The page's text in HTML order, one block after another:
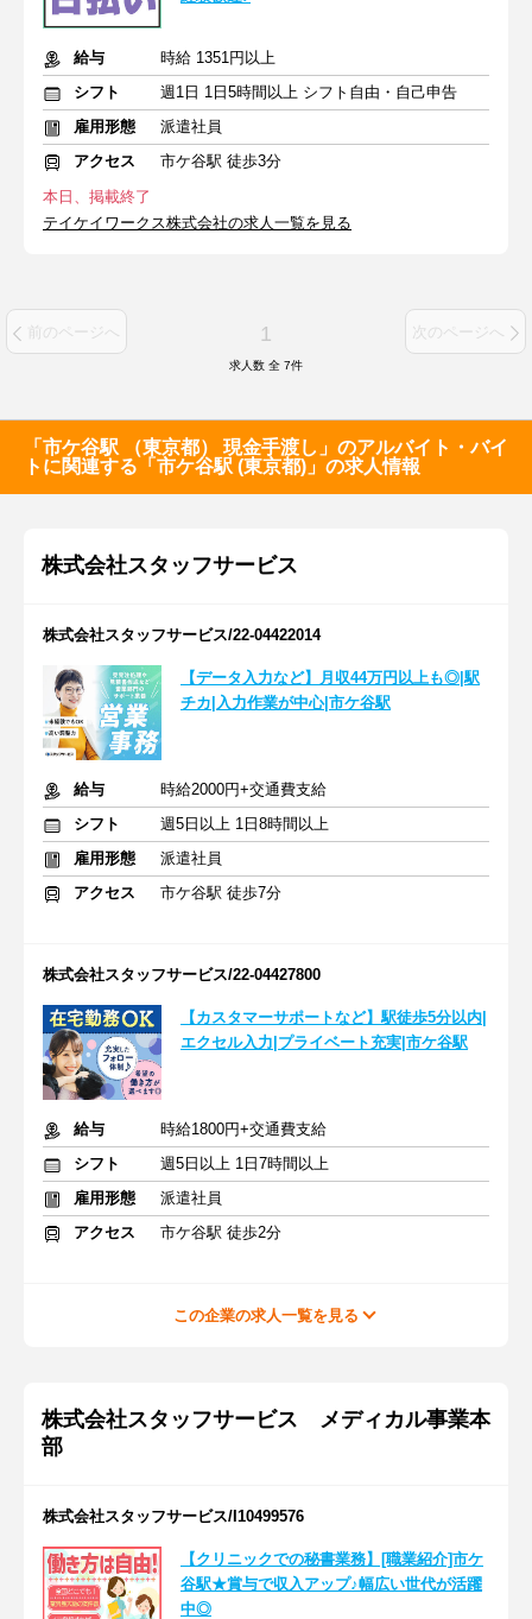
給与
時給 1351円以上
シフト
週1日 1日5時間以上 シフト自由・自己申告
雇用形態
派遣社員
アクセス
市ケ谷駅 徒歩3分
本日、掲載終了
テイケイワークス株式会社の求人一覧を見る
前のページへ 1 次のページへ
求人数 全 7件
「市ケ谷駅 （東京都） 現金手渡し」のアルバイト・バイ
トに関連する「市ケ谷駅 (東京都)」の求人情報
株式会社スタッフサービス
株式会社スタッフサービス/22-04422014
【データ入力など】月収44万円以上も◎|駅
チカ|入力作業が中心|市ケ谷駅
給与
時給2000円+交通費支給
シフト
週5日以上 1日8時間以上
雇用形態
派遣社員
アクセス
市ケ谷駅 徒歩7分
株式会社スタッフサービス/22-04427800
【カスタマーサポートなど】駅徒歩5分以内|
エクセル入力|プライベート充実|市ケ谷駅
給与
時給1800円+交通費支給
シフト
週5日以上 1日7時間以上
雇用形態
派遣社員
アクセス
市ケ谷駅 徒歩2分
この企業の求人一覧を見る
株式会社スタッフサービス メディカル事業本
部
株式会社スタッフサービス/I10499576
【クリニックでの秘書業務】[職業紹介]市ケ
谷駅★賞与で収入アップ♪幅広い世代が活躍
中◎